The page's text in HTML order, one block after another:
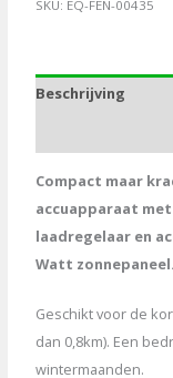
zonnepaneel
aantal
SKU: EQ-FEN-00435
Beschrijving
Compact maar
accuapparaat
laadregelaar en
Watt zonnepaneel.
Geschikt voor de
dan 0,8km). Een
wintermaanden.